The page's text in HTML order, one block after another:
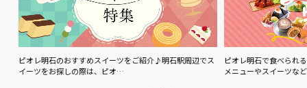
ピオレ明石のおすすめスイーツをご紹介♪明石駅周辺でス
イーツをお探しの際は、ピオ…
ピオレ明石で食べられ
メニューやスイーツな